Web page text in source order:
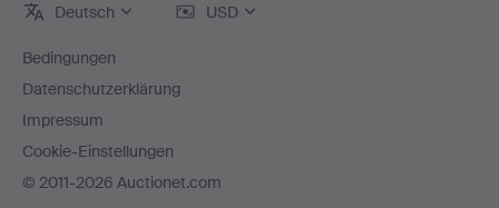
Deutsch USD
Bedingungen
Datenschutzerklärung
Impressum
Cookie-Einstellungen
© 2011-2026 Auctionet.com